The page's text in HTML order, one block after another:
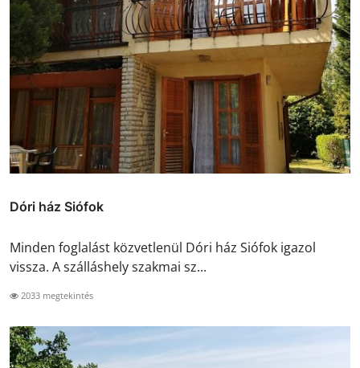
Dóri ház Siófok
Minden foglalást közvetlenül Dóri ház Siófok igazol
vissza. A szálláshely szakmai sz...
2033 megtekintés